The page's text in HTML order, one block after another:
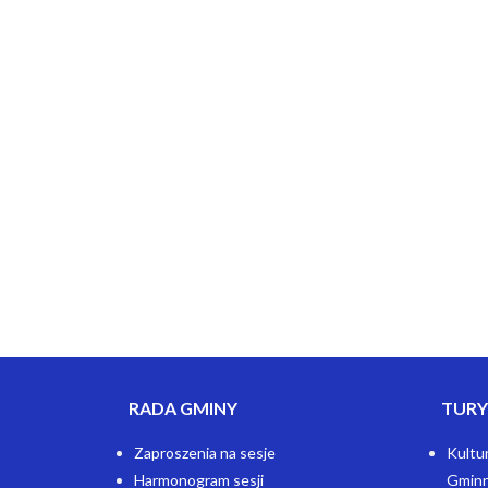
RADA GMINY
Zaproszenia na sesje
Harmonogram sesji